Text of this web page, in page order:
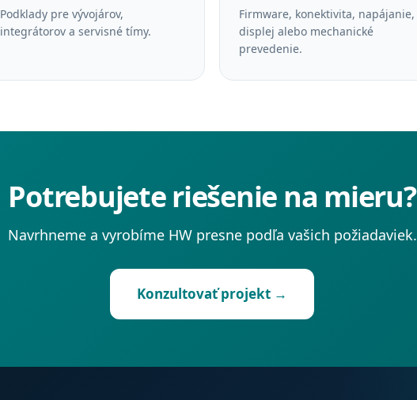
Podklady pre vývojárov,
integrátorov a servisné tímy.
Firmware, konektivita, napájanie,
displej alebo mechanické
prevedenie.
Potrebujete riešenie na mieru?
Navrhneme a vyrobíme HW presne podľa vašich požiadaviek.
Konzultovať projekt →